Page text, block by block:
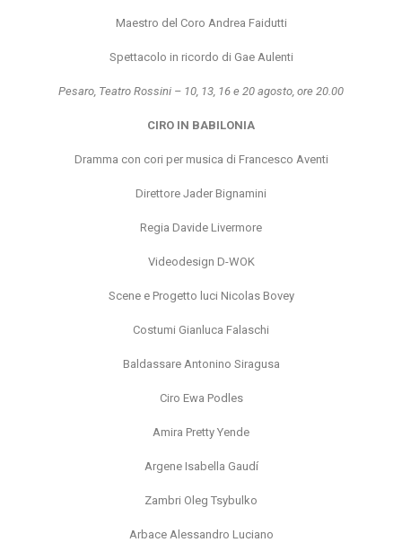
Maestro del Coro Andrea Faidutti
Spettacolo in ricordo di Gae Aulenti
Pesaro, Teatro Rossini – 10, 13, 16 e 20 agosto, ore 20.00
CIRO IN BABILONIA
Dramma con cori per musica di Francesco Aventi
Direttore Jader Bignamini
Regia Davide Livermore
Videodesign D-WOK
Scene e Progetto luci Nicolas Bovey
Costumi Gianluca Falaschi
Baldassare Antonino Siragusa
Ciro Ewa Podles
Amira Pretty Yende
Argene Isabella Gaudí
Zambri Oleg Tsybulko
Arbace Alessandro Luciano